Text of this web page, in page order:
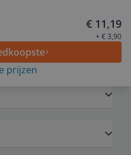
€ 11,19
+ € 3,90
prijzen